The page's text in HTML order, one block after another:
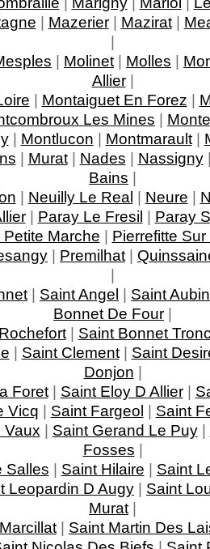
| Mazerier| Mazirat|
|
| Molinet | Molles |
Allier|
| Montaiguet En Forez |
Les Mines |
| Montlucon | Montmarault|
| Murat| Nades | Nassigny
Bains |
| Neuilly Le Real | Neure |
| Paray Le Fresil | Paray
Petite Marche | Pierrefitte Sur
| Premilhat |
|
| Saint Angel | Saint
Bonnet De Four |
| Saint Bonnet
| Saint Clement| Saint
Donjon |
Foret| Saint Eloy D Allier|
Vicq | Saint Fargeol | Saint
Vaux | Saint Gerand Le Puy|
Fosses |
Salles | Saint Hilaire | Saint
Leopardin D Augy | Saint
Murat |
| Saint Martin Des